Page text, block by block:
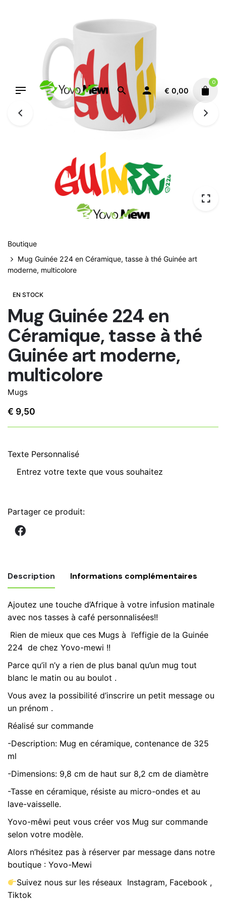
€ 0,00
0
Boutique
Mug Guinée 224 en Céramique, tasse à thé Guinée art
moderne, multicolore
EN STOCK
Mug Guinée 224 en
Céramique, tasse à thé
Guinée art moderne,
multicolore
Mugs
€ 9,50
Texte Personnalisé
Partager ce produit:
Description Informations complémentaires
Ajoutez une touche d’Afrique à votre infusion matinale
avec nos tasses à café personnalisées!!
Rien de mieux que ces Mugs à l’effigie de la Guinée
224 de chez Yovo-mewi !!
Parce qu’il n’y a rien de plus banal qu’un mug tout
blanc le matin ou au boulot .
Vous avez la possibilité d’inscrire un petit message ou
un prénom .
Réalisé sur commande
-Description: Mug en céramique, contenance de 325
ml
-Dimensions: 9,8 cm de haut sur 8,2 cm de diamètre
-Tasse en céramique, résiste au micro-ondes et au
lave-vaisselle.
Yovo-mêwi peut vous créer vos Mug sur commande
selon votre modèle.
Alors n’hésitez pas à réserver par message dans notre
boutique : Yovo-Mewi
Suivez nous sur les réseaux Instagram, Facebook ,
Tiktok
Poids 0,600 kg
Mug Bleu Orange, rouge orange